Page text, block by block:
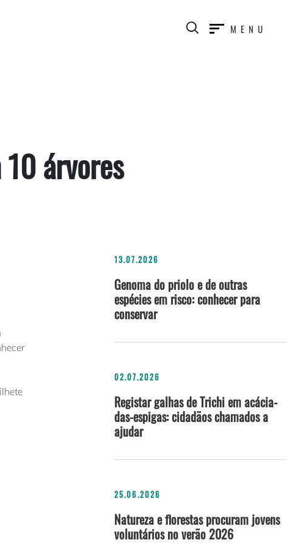
MENU
árvores
13.07.2026
Genoma do priolo e de outras
espécies em risco: conhecer para
conservar
02.07.2026
Registar galhas de Trichi em acácia-
das-espigas: cidadãos chamados a
ajudar
25.06.2026
Natureza e florestas procuram jovens
voluntários no verão 2026